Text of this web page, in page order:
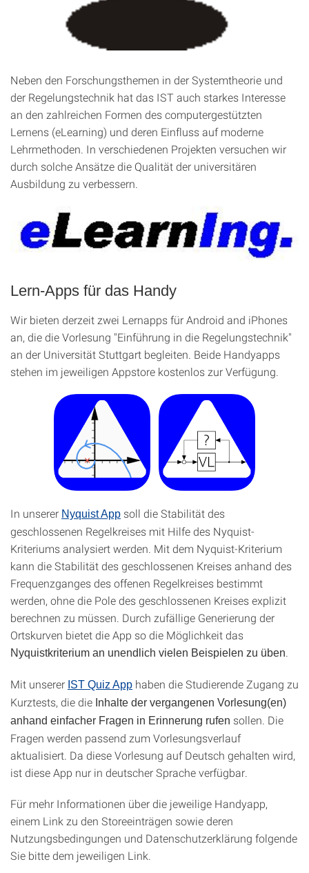
Neben den Forschungsthemen in der Systemtheorie und
der Regelungstechnik hat das IST auch starkes Interesse
an den zahlreichen Formen des computergestützten
Lernens (eLearning) und deren Einfluss auf moderne
Lehrmethoden. In verschiedenen Projekten versuchen wir
durch solche Ansätze die Qualität der universitären
Ausbildung zu verbessern.
Lern-Apps für das Handy
Wir bieten derzeit zwei Lernapps für Android and iPhones
an, die die Vorlesung "Einführung in die Regelungstechnik"
an der Universität Stuttgart begleiten. Beide Handyapps
stehen im jeweiligen Appstore kostenlos zur Verfügung.
In unserer Nyquist App soll die Stabilität des
geschlossenen Regelkreises mit Hilfe des Nyquist-
Kriteriums analysiert werden. Mit dem Nyquist-Kriterium
kann die Stabilität des geschlossenen Kreises anhand des
Frequenzganges des offenen Regelkreises bestimmt
werden, ohne die Pole des geschlossenen Kreises explizit
berechnen zu müssen. Durch zufällige Generierung der
Ortskurven bietet die App so die Möglichkeit das
Nyquistkriterium an unendlich vielen Beispielen zu üben.
Mit unserer IST Quiz App haben die Studierende Zugang zu
Kurztests, die die Inhalte der vergangenen Vorlesung(en)
anhand einfacher Fragen in Erinnerung rufen sollen. Die
Fragen werden passend zum Vorlesungsverlauf
aktualisiert. Da diese Vorlesung auf Deutsch gehalten wird,
ist diese App nur in deutscher Sprache verfügbar.
Für mehr Informationen über die jeweilige Handyapp,
einem Link zu den Storeeinträgen sowie deren
Nutzungsbedingungen und Datenschutzerklärung folgende
Sie bitte dem jeweiligen Link.